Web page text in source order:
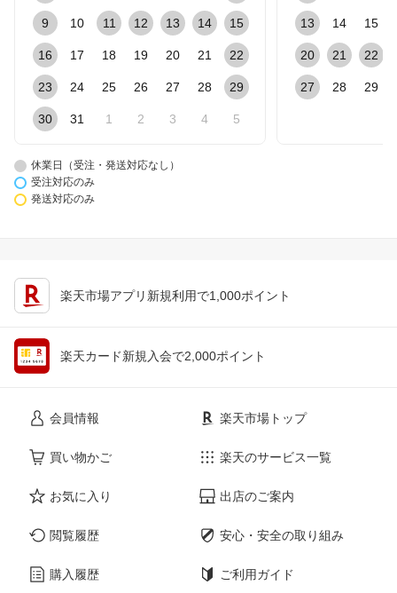
9 10 11 12 13 14 15
16 17 18 19 20 21 22
23 24 25 26 27 28 29
30 31 1 2 3 4 5
13 14 15
20 21 22
27 28 29
休業日（受注・発送対応なし）
受注対応のみ
発送対応のみ
楽天市場アプリ新規利用で1,000ポイント
楽天カード新規入会で2,000ポイント
会員情報
買い物かご
お気に入り
閲覧履歴
購入履歴
楽天市場トップ
楽天のサービス一覧
出店のご案内
安心・安全の取り組み
ご利用ガイド